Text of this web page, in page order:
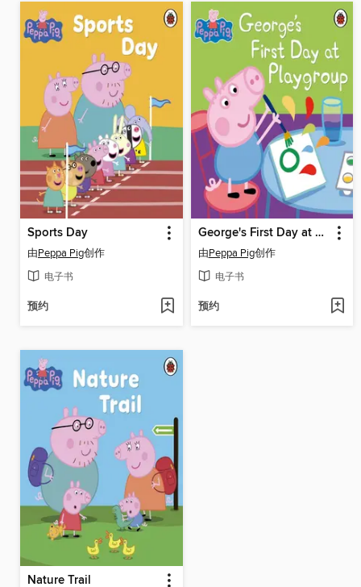
Sports Day
由Peppa Pig创作
电子书
预约
George's First Day at Playgroup
由Peppa Pig创作
电子书
预约
Nature Trail